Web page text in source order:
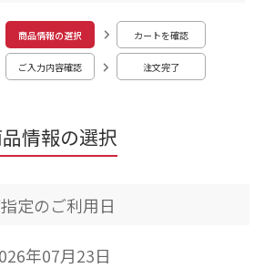
情報の選択
商品情報の選択 カートを確認
ご入力内容確認 注文完了
定のご利用日
年07月23日